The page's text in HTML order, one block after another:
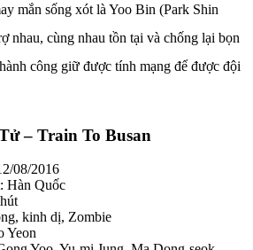
mắn sống xót là Yoo Bin (Park Shin
nhau, cùng nhau tồn tại và chống lại bọn
công giữ được tính mạng để được đội
– Train To Busan
08/2016
Hàn Quốc
kinh dị, Zombie
Yeon